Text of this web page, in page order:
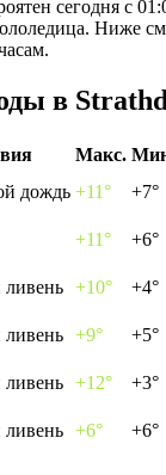
сегодня с
Ниже
в
Макс.
дождь +11° +7°
+11° +6°
+10° +4°
+9° +5°
+12° +3°
+6° +6°